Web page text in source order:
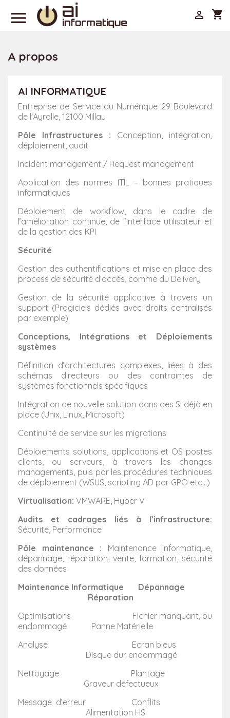
 shopping_cart

A propos
AI INFORMATIQUE
Entreprise de Service du Numérique 29 Boulevard
de l'Ayrolle, 12100 Millau
Pôle Infrastructures : Conception, intégration,
déploiement, audit
Incident management / Request management
Application des normes ITIL – bonnes pratiques
informatiques
Déploiement de workflow, dans le cadre de
l’amélioration continue, de l’interface utilisateur et
de la gestion des KPI
Sécurité
Gestion des authentifications et mise en place des
process de sécurité d’accès, comme du Delivery
Gestion de la sécurité applicative à travers un
support (Progiciels dédiés avec droits centralisés
par exemple)
Conceptions, Intégrations et Déploiements
systèmes
Définition d’architectures complexes, liées à des
schémas directeurs ou des contraintes de
systèmes fonctionnels spécifiques
Intégration de nouvelle solution dans des SI déjà en
place (Unix, Linux, Microsoft)
Continuité de service sur les migrations
Déploiements solutions, applications et OS postes
clients, ou serveurs, à travers les changes
managements, puis par les procédures techniques
de déploiement (WSUS, scripting AD par GPO etc...)
Virtualisation: VMWARE, Hyper V
Audits et cadrages liés à l’infrastructure:
Sécurité, Performance
Pôle maintenance : Maintenance informatique,
dépannage, réparation, vente, formation, sécurité
des données
Maintenance Informatique Dépannage
Réparation
Optimisations Fichier manquant, ou
endommagé Panne Matérielle
Analyse Ecran bleus
Disque dur endommagé
Nettoyage Plantage
Graveur défectueux
Message d’erreur Conflits
Alimentation HS